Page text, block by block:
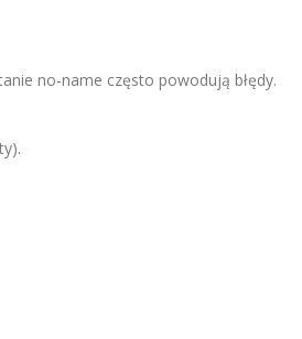
no-name często powodują błędy.